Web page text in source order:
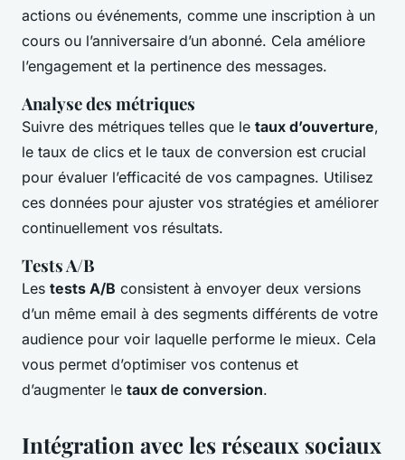
actions ou événements, comme une inscription à un
cours ou l’anniversaire d’un abonné. Cela améliore
l’engagement et la pertinence des messages.
Analyse des métriques
Suivre des métriques telles que le taux d’ouverture,
le taux de clics et le taux de conversion est crucial
pour évaluer l’efficacité de vos campagnes. Utilisez
ces données pour ajuster vos stratégies et améliorer
continuellement vos résultats.
Tests A/B
Les tests A/B consistent à envoyer deux versions
d’un même email à des segments différents de votre
audience pour voir laquelle performe le mieux. Cela
vous permet d’optimiser vos contenus et
d’augmenter le taux de conversion.
Intégration avec les réseaux sociaux